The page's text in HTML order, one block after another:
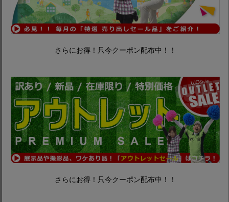
さらにお得！只今クーポン配布中！！
さらにお得！只今クーポン配布中！！